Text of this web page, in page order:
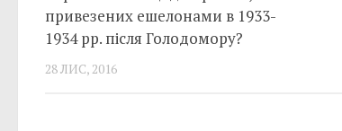
привезених ешелонами в 1933-
1934 рр. після Голодомору?
28 ЛИС, 2016